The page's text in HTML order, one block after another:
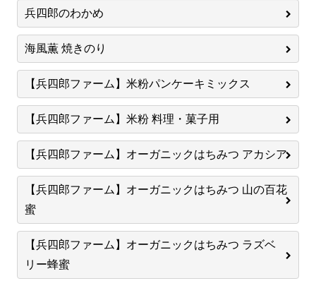
兵四郎のわかめ
海風薫 焼きのり
【兵四郎ファーム】米粉パンケーキミックス
【兵四郎ファーム】米粉 料理・菓子用
【兵四郎ファーム】オーガニックはちみつ アカシア
【兵四郎ファーム】オーガニックはちみつ 山の百花
蜜
【兵四郎ファーム】オーガニックはちみつ ラズベ
リー蜂蜜